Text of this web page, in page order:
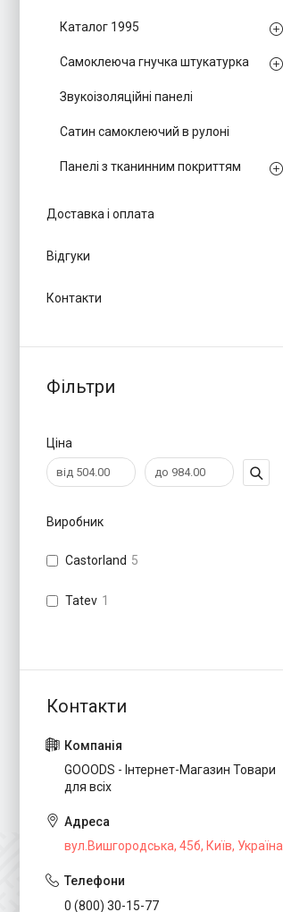
Каталог 1995
Самоклеюча гнучка штукатурка
Звукоізоляційні панелі
Сатин самоклеючий в рулоні
Панелі з тканинним покриттям
Доставка і оплата
Відгуки
Контакти
Фільтри
Ціна
Виробник
Castorland 5
Tatev 1
GOOODS - Інтернет-Магазин Товари
для всіх
вул.Вишгородська, 45б, Київ, Україна
0 (800) 30-15-77